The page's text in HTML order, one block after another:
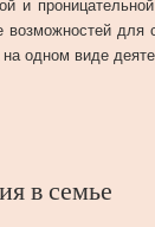
и
для
на одном виде
в семье